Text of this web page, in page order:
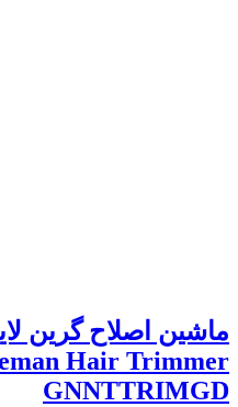
Hair Trimmer
GNNTTRIMGD